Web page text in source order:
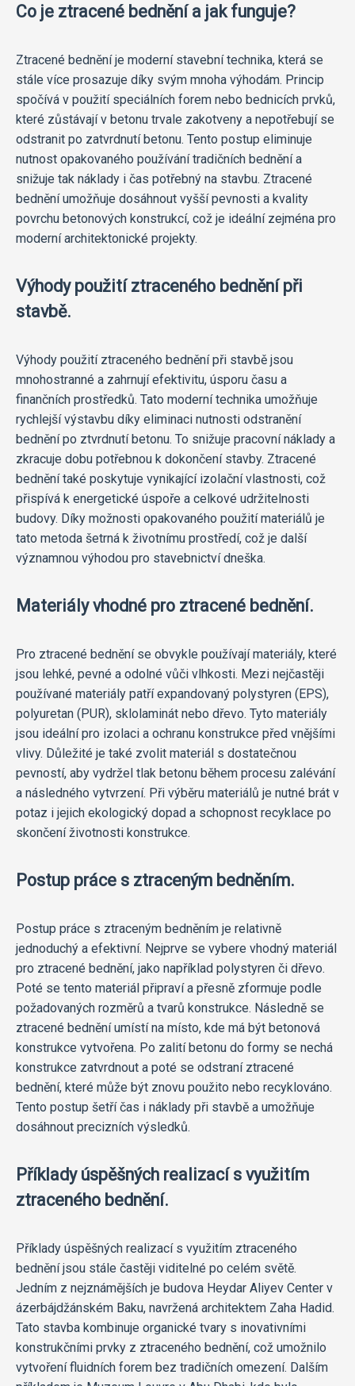
Co je ztracené bednění a jak funguje?
Ztracené bednění je moderní stavební technika, která se
stále více prosazuje díky svým mnoha výhodám. Princip
spočívá v použití speciálních forem nebo bednicích prvků,
které zůstávají v betonu trvale zakotveny a nepotřebují se
odstranit po zatvrdnutí betonu. Tento postup eliminuje
nutnost opakovaného používání tradičních bednění a
snižuje tak náklady i čas potřebný na stavbu. Ztracené
bednění umožňuje dosáhnout vyšší pevnosti a kvality
povrchu betonových konstrukcí, což je ideální zejména pro
moderní architektonické projekty.
Výhody použití ztraceného bednění při
stavbě.
Výhody použití ztraceného bednění při stavbě jsou
mnohostranné a zahrnují efektivitu, úsporu času a
finančních prostředků. Tato moderní technika umožňuje
rychlejší výstavbu díky eliminaci nutnosti odstranění
bednění po ztvrdnutí betonu. To snižuje pracovní náklady a
zkracuje dobu potřebnou k dokončení stavby. Ztracené
bednění také poskytuje vynikající izolační vlastnosti, což
přispívá k energetické úspoře a celkové udržitelnosti
budovy. Díky možnosti opakovaného použití materiálů je
tato metoda šetrná k životnímu prostředí, což je další
významnou výhodou pro stavebnictví dneška.
Materiály vhodné pro ztracené bednění.
Pro ztracené bednění se obvykle používají materiály, které
jsou lehké, pevné a odolné vůči vlhkosti. Mezi nejčastěji
používané materiály patří expandovaný polystyren (EPS),
polyuretan (PUR), sklolaminát nebo dřevo. Tyto materiály
jsou ideální pro izolaci a ochranu konstrukce před vnějšími
vlivy. Důležité je také zvolit materiál s dostatečnou
pevností, aby vydržel tlak betonu během procesu zalévání
a následného vytvrzení. Při výběru materiálů je nutné brát v
potaz i jejich ekologický dopad a schopnost recyklace po
skončení životnosti konstrukce.
Postup práce s ztraceným bedněním.
Postup práce s ztraceným bedněním je relativně
jednoduchý a efektivní. Nejprve se vybere vhodný materiál
pro ztracené bednění, jako například polystyren či dřevo.
Poté se tento materiál připraví a přesně zformuje podle
požadovaných rozměrů a tvarů konstrukce. Následně se
ztracené bednění umístí na místo, kde má být betonová
konstrukce vytvořena. Po zalití betonu do formy se nechá
konstrukce zatvrdnout a poté se odstraní ztracené
bednění, které může být znovu použito nebo recyklováno.
Tento postup šetří čas i náklady při stavbě a umožňuje
dosáhnout precizních výsledků.
Příklady úspěšných realizací s využitím
ztraceného bednění.
Příklady úspěšných realizací s využitím ztraceného
bednění jsou stále častěji viditelné po celém světě.
Jedním z nejznámějších je budova Heydar Aliyev Center v
ázerbájdžánském Baku, navržená architektem Zaha Hadid.
Tato stavba kombinuje organické tvary s inovativními
konstrukčními prvky z ztraceného bednění, což umožnilo
vytvoření fluidních forem bez tradičních omezení. Dalším